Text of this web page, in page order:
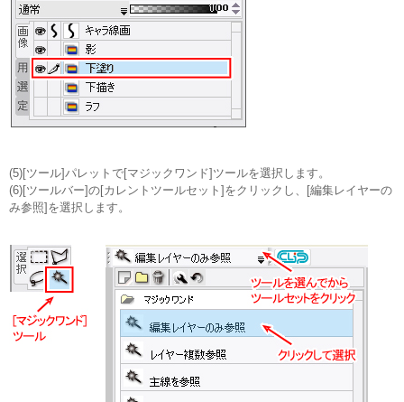
(5)[ツール]パレットで[マジックワンド]ツールを選択します。
(6)[ツールバー]の[カレントツールセット]をクリックし、[編集レイヤーの
み参照]を選択します。